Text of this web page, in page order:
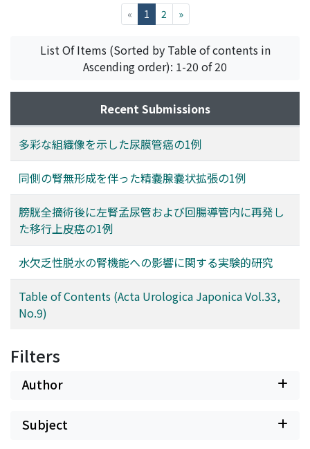
specimen was histologically diagnosed as inverted
papilloma. The inverted papilloma is a distinct lesion
characterized by its rarity compared to frequency of the
other vesical papillomas. The prognosis is generally
benign, but the possibility of recurrence and malignant
transformation indicates the necessity of a close
periodical follow-up.
« 1 (current)
2 »
List Of Items (Sorted by Table of contents in
Ascending order): 1-20 of 20
Recent Submissions
多彩な組織像を示した尿膜管癌の1例
同側の腎無形成を伴った精嚢腺嚢状拡張の1例
膀胱全摘術後に左腎孟尿管および回腸導管内に再発し
た移行上皮癌の1例
水欠乏性脱水の腎機能への影響に関する実験的研究
Table of Contents (Acta Urologica Japonica Vol.33,
No.9)
Filters
Author
Subject